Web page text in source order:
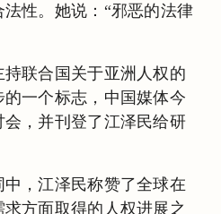
性。她说：“邪恶的法律
联合国关于亚洲人权的
一个标志，中国媒体今
，并刊登了江泽民给研
，江泽民称赞了全球在
方面取得的人权进展之